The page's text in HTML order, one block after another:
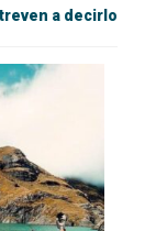
a decirlo